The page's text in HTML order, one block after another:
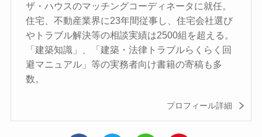
ザ・ハウスのマッチングコーディネータに就任。
住宅、不動産業界に23年間従事し、住宅会社選び
やトラブル解決等の相談実績は2500組を超える。
「建築知識」、「建築・法律トラブルらくらく回
避マニュアル」等の実務者向け書籍の寄稿も多
数。
プロフィール詳細